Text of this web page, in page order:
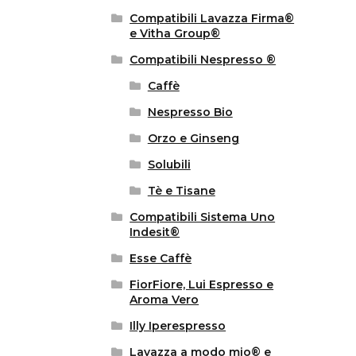
Compatibili Lavazza Firma®
e Vitha Group®
Compatibili Nespresso ®
Caffè
Nespresso Bio
Orzo e Ginseng
Solubili
Tè e Tisane
Compatibili Sistema Uno
Indesit®
Esse Caffè
FiorFiore, Lui Espresso e
Aroma Vero
Illy Iperespresso
Lavazza a modo mio® e